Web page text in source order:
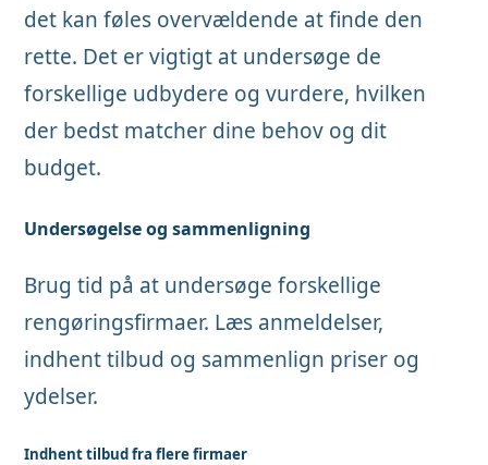
det kan føles overvældende at finde den
rette. Det er vigtigt at undersøge de
forskellige udbydere og vurdere, hvilken
der bedst matcher dine behov og dit
budget.
Undersøgelse og sammenligning
Brug tid på at undersøge forskellige
rengøringsfirmaer. Læs anmeldelser,
indhent tilbud og sammenlign priser og
ydelser.
Indhent tilbud fra flere firmaer